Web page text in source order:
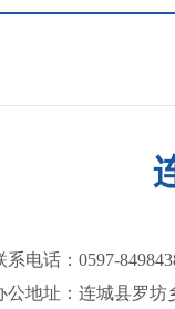
话：0597-
址：连城县罗坊